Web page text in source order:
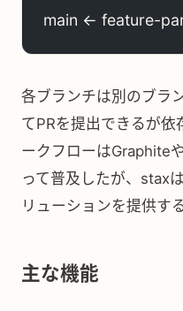
main ← feature-
各ブランチは別のブラ
てPRを提出できるが依
ークフローはGraphite
って普及したが、stax
リューションを提供する
主な機能